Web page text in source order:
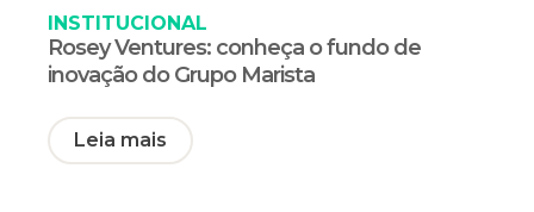
INSTITUCIONAL
Rosey Ventures: conheça o fundo de
inovação do Grupo Marista
Leia mais